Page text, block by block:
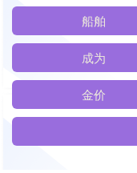
船舶
成为
金价